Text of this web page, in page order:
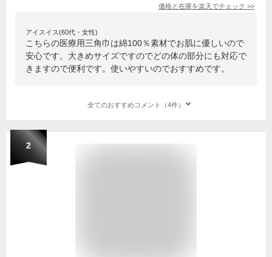
価格と在庫を楽天でチェック >>
アイスイス(60代・女性)
こちらの医療用三角巾は綿100％素材でお肌に優しいので
安心です。大きめサイズですのでどの体の部分にも対応で
きますので便利です。使いやすいのでおすすめです。
全てのおすすめコメント（4件）
2